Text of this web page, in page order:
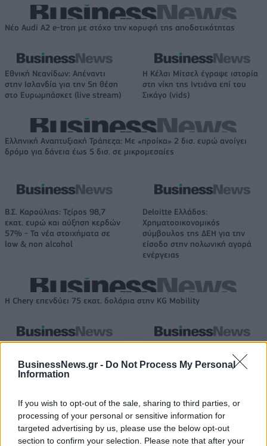
BusinessNews.gr - Do Not Process My Personal
Information
If you wish to opt-out of the sale, sharing to third parties, or
processing of your personal or sensitive information for
targeted advertising by us, please use the below opt-out
section to confirm your selection. Please note that after your
Νέο Audi A2 e-tron με στόχο την κορυφή της αποδοτικότητας
Εθνική Νεανίδων: Απέναντι
στην Ισλανδία για την 5η θέση
στο Ευρωμπάσκετ (live stream)
Η Κέλσι Μίτσελ έγραψε ιστορία
στη νίκη της Ιντιάνα επί του
Σικάγο (vids)
Ελληνική Αναπτυξιακή Τράπεζα: Με «προίκα» 2 δισ. ευρώ ανοίγει
δρόμο για δάνεια έως 5 δισ. σε μικρομεσαίες
Β.Σ. Καρούλιας: Τζίρος 98,7
εκατ. ευρώ και αύξηση κερδών
57% - Τα νέα στοιχήματα σε
low & non alcohol
Deloitte Ελλάδος:
Χρηματοοικονομικός
σύμβουλος της ΔΕΗ για την
είσοδο στην πολωνική αγορά
ενέργειας
Η Chery επενδύει 75 εκατ. δολάρια στην KG Mobility
συνεχίζουν μαζί: Ανανέωση της
συνεργασίας τους μέχρι το
18η συνεχόμενη χρονιά για τον ΟΤΕ στη διεθνή σειρά δεικτών
FTSE4Good